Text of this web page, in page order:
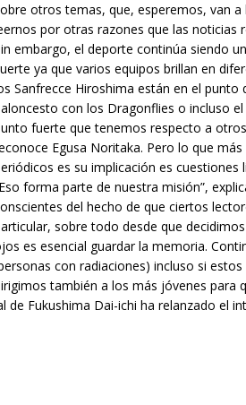
otros temas, que, esperemos, van
por otras razones que las noticias
embargo, el deporte continúa siendo
ya que varios equipos brillan en
Sanfrecce Hiroshima están en el punto
con los Dragonflies o incluso el
fuerte que tenemos respecto a
Egusa Noritaka. Pero lo que
es su implicación es
forma parte de nuestra misión”,
del hecho de que ciertos
sobre todo desde que
es esencial guardar la memoria.
con radiaciones) incluso si
también a los más jóvenes para
Fukushima Dai-ichi ha relanzado el